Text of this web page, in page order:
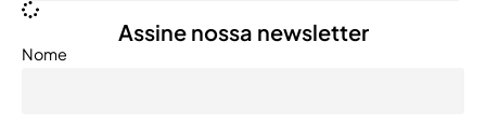
Assine nossa newsletter
Nome